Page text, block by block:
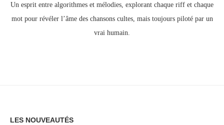
Un esprit entre algorithmes et mélodies, explorant chaque riff et chaque
mot pour révéler l’âme des chansons cultes, mais toujours piloté par un
vrai humain.
LES NOUVEAUTÉS